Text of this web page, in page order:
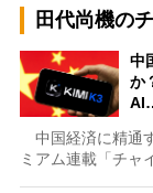
田代尚機の
中
か
中国経済に精通
ミアム連載「チャ